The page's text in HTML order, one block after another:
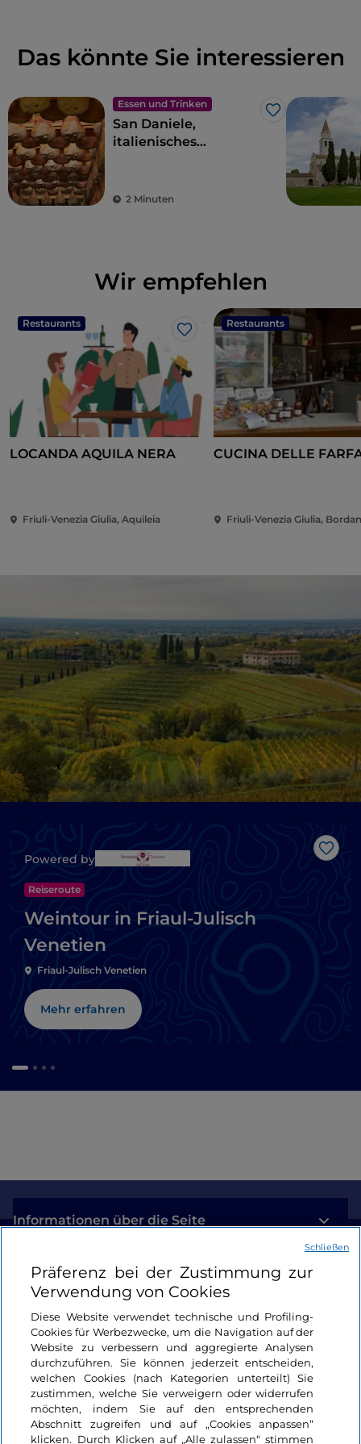
Das könnte Sie interessieren
Essen und Trinken
Like
San Daniele,
italienisches
2 Minuten
Wir empfehlen
Restaurants
Like
LOCANDA AQUILA NERA
Friuli-Venezia Giulia, Aquileia
Restaurants
CUCINA DELLE
Friuli-Venezia Giulia,
Like
Powered by
Reiseroute
Weintour in Friaul-Julisch
Venetien
Friaul-Julisch Venetien
Mehr erfahren
Informationen über die Seite
Nützliche Links
Login
Bleiben wir in Kontakt
Präferenz bei der Zustimmung zur
Verwendung von Cookies
Diese Website verwendet technische und Profiling-
Cookies für Werbezwecke, um die Navigation auf der
Website zu verbessern und aggregierte Analysen
durchzuführen. Sie können jederzeit entscheiden,
welchen Cookies (nach Kategorien unterteilt) Sie
zustimmen, welche Sie verweigern oder widerrufen
möchten, indem Sie auf den entsprechenden
Abschnitt zugreifen und auf „Cookies anpassen“
klicken. Durch Klicken auf „Alle zulassen“ stimmen
Schließen